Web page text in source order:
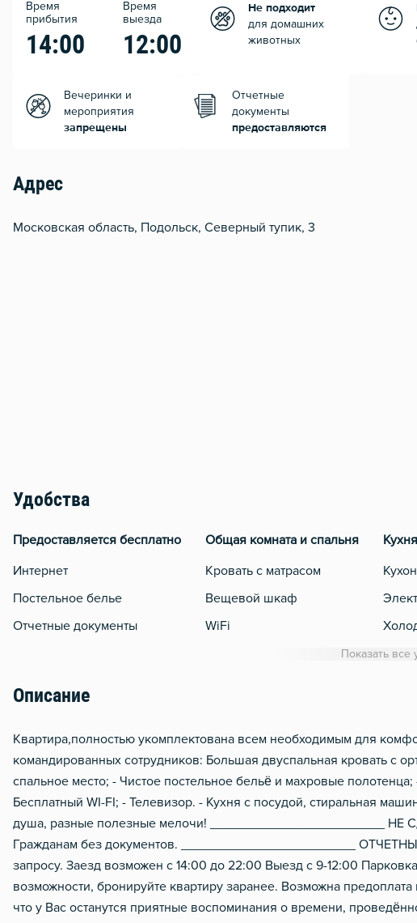
Время
прибытия
14:00
Время
выезда
12:00
Не подходит
для домашних
животных
Вечеринки и
мероприятия
запрещены
Отчетные
документы
предоставляются
Адрес
Московская область, Подольск, Северный тупик, 3
Удобства
Предоставляется бесплатно
Интернет
Постельное белье
Отчетные документы
Общая комната и спальня
Кровать с матрасом
Вещевой шкаф
WiFi
Москитная сеть
Тапочки
Металлическая дверь
Кухня
Показать все
Описание
Квартира,полностью укомплектована всем необходимым для
командированных сотрудников: Большая двуспальная кровать с
спальное место; - Чистое постельное бельё и махровые
Бесплатный WI-FI; - Телевизор. - Кухня с посудой, стиральная
душа, разные полезные мелочи! ________________________
Гражданам без документов. ________________________
запросу. Заезд возможен с 14:00 до 22:00 Выезд с 9-12:00
возможности, бронируйте квартиру заранее. Возможна
что у Вас останутся приятные воспоминания о времени,